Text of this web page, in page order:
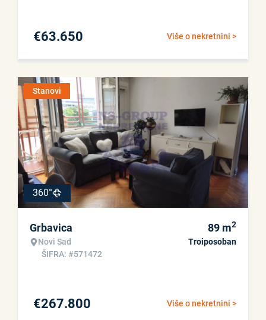
Više o nekretnini >
€63.650
Stanovi
360°
Grbavica
Novi Sad
ŠIFRA: #571472
89 m2
Troiposoban
Više o nekretnini >
€267.800